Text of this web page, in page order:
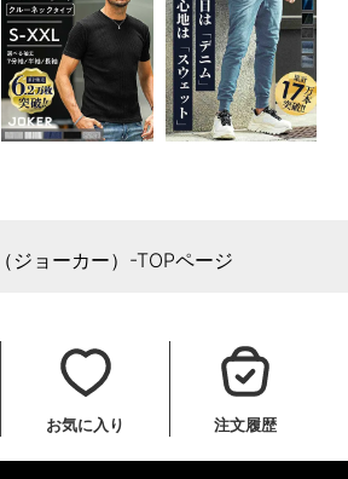
ジョーカー）-TOPページ
お気に入り 注文履歴